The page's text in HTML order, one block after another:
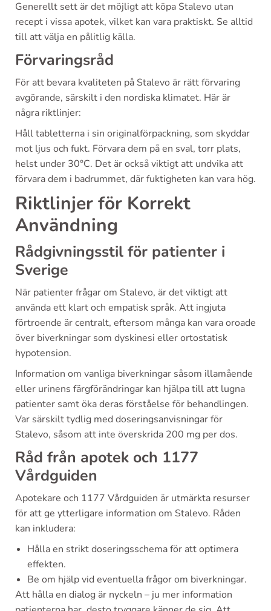
Generellt sett är det möjligt att köpa Stalevo utan
recept i vissa apotek, vilket kan vara praktiskt. Se alltid
till att välja en pålitlig källa.
Förvaringsråd
För att bevara kvaliteten på Stalevo är rätt förvaring
avgörande, särskilt i den nordiska klimatet. Här är
några riktlinjer:
Håll tabletterna i sin originalförpackning, som skyddar
mot ljus och fukt. Förvara dem på en sval, torr plats,
helst under 30°C. Det är också viktigt att undvika att
förvara dem i badrummet, där fuktigheten kan vara hög.
Riktlinjer för Korrekt
Användning
Rådgivningsstil för patienter i
Sverige
När patienter frågar om Stalevo, är det viktigt att
använda ett klart och empatisk språk. Att ingjuta
förtroende är centralt, eftersom många kan vara oroade
över biverkningar som dyskinesi eller ortostatisk
hypotension.
Information om vanliga biverkningar såsom illamående
eller urinens färgförändringar kan hjälpa till att lugna
patienter samt öka deras förståelse för behandlingen.
Var särskilt tydlig med doseringsanvisningar för
Stalevo, såsom att inte överskrida 200 mg per dos.
Råd från apotek och 1177
Vårdguiden
Apotekare och 1177 Vårdguiden är utmärkta resurser
för att ge ytterligare information om Stalevo. Råden
kan inkludera:
Hålla en strikt doseringsschema för att optimera
effekten.
Be om hjälp vid eventuella frågor om biverkningar.
Att hålla en dialog är nyckeln – ju mer information